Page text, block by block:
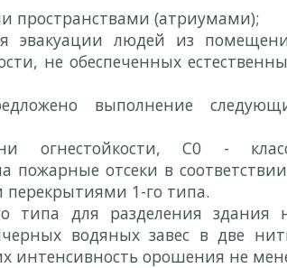
пространствами (атриумами);
эвакуации людей из
не обеспеченных
выполнение
огнестойкости, С0 -
пожарные отсеки в
1-го типа.
типа для разделения здания
водяных завес в две
интенсивность орошения не